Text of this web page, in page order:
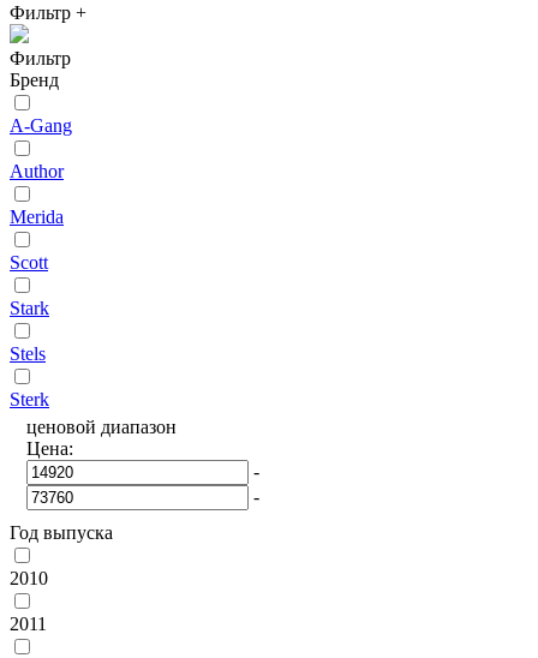
Фильтр +
Фильтр
Бренд
A-Gang
Author
Merida
Scott
Stark
Stels
Sterk
ценовой диапазон
Цена:
-
-
Год выпуска
2010
2011